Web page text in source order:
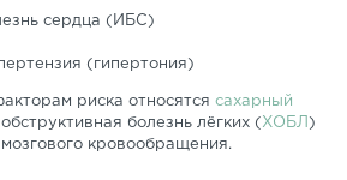
сердца (ИБС)
(гипертония)
риска относятся сахарный
обструктивная болезнь лёгких ( ХОБЛ )
кровообращения.